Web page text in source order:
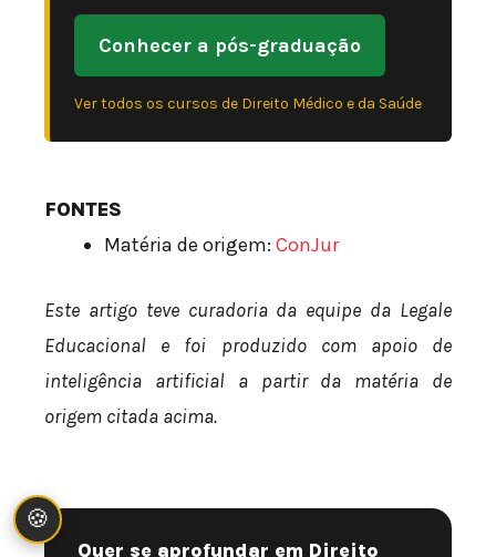
Conhecer a pós-graduação
Ver todos os cursos de Direito Médico e da Saúde
FONTES
Matéria de origem: ConJur
Este artigo teve curadoria da equipe da Legale
Educacional e foi produzido com apoio de
inteligência artificial a partir da matéria de
origem citada acima.
Quer se aprofundar em Direito
🍪